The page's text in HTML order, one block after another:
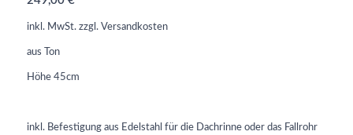
inkl. MwSt. zzgl. Versandkosten
aus Ton
Höhe 45cm
inkl. Befestigung aus Edelstahl für die Dachrinne oder das Fallrohr